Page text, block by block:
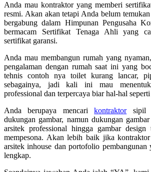
Anda mau kontraktor yang memberi
resmi. Akan akan tetapi Anda belum
bergabung dalam Himpunan Pengusaha
bermacam Sertifikat Tenaga Ahli yang
sertifikat garansi.
Anda mau membangun rumah yang
pengalaman dengan rumah saat ini yang
tehnis contoh nya toilet kurang lancar,
sebagainya, jadi kali ini mau
professional dan terpercaya biar hal-hal
Anda berupaya mencarikontraktorsipil
dukungan gambar, namun dukungan
arsitek professional hingga gambar design
mempesona. Akan lebih baik jika
arsitek inhouse dan portofolio pembangunan
lengkap.